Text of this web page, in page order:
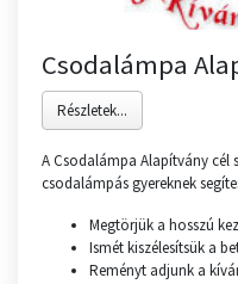
Csodalámpa
Részletek...
A Csodalámpa Alapítvány
csodalámpás gyereknek
Megtörjük a hosszú
Ismét kiszélesítsük a
Reményt adjunk a